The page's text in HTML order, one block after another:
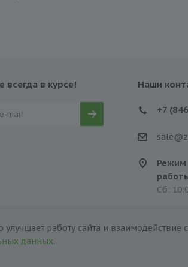
всегда в курсе! Наши
+7
Режим
Сб:
работу сайта и взаимодействие
данных.